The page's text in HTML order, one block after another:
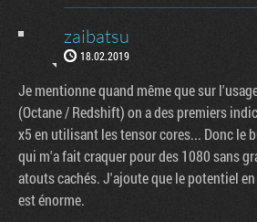
zaibatsu
18.02.2019
Je mentionne quand même que sur
(Octane / Redshift) on a des premiers
x5 en utilisant les tensor cores... Donc le
qui m'a fait craquer pour des 1080 sans
atouts cachés. J'ajoute que le potentiel
est énorme.